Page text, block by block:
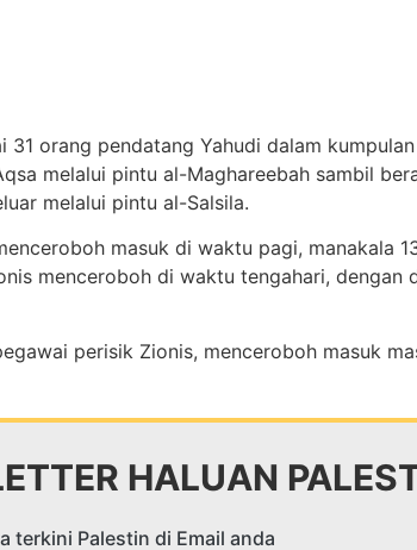
31 orang pendatang Yahudi dalam
melalui pintu al-Maghareebah sambil
melalui pintu al-Salsila.
masuk di waktu pagi, manakala
menceroboh di waktu tengahari, dengan
perisik Zionis, menceroboh masuk
HALUAN
terkini Palestin di Email anda